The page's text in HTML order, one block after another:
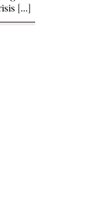
[...]